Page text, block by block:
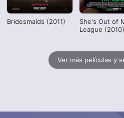
Bridesmaids (2011)
She's Out of
League (2010)
Ver más películas y